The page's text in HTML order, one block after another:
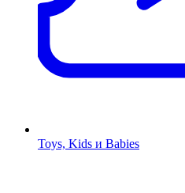
Toys, Kids и Babies